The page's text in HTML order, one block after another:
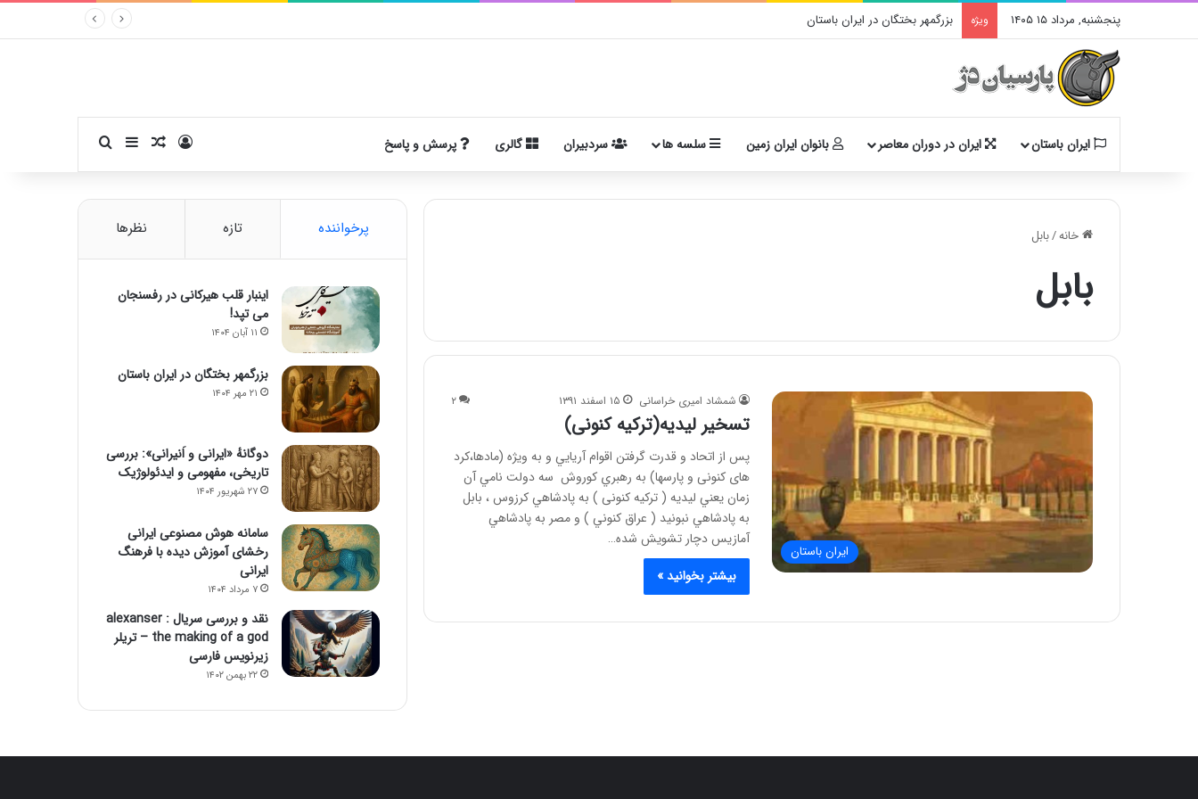
پنجشنبه, مرداد ۱۵ ۱۴۰۵ ویژه بزرگمهر بختگان در ایران باستان
ایران باستان ایران در دوران معاصر بانوان ایران زمین سلسه ها سردبیران گالری پرسش و پاسخ ورودنوشته تصادفی
سایدبارجستجو برای
خانه/بابل
بابل
ایران باستان
شمشاد امیری خراسانی ۱۵ اسفند ۱۳۹۱ ۲
تسخير ليديه(ترکیه کنونی)
پس از اتحاد و قدرت گرفتن اقوام آريايي و به ويژه (مادها،کرد
های کنونی و پارسها) به رهبري کوروش سه دولت نامي آن
زمان يعني ليديه ( ترکیه کنونی ) به پادشاهي کرزوس ، بابل
به پادشاهي نبونيد ( عراق کنوني ) و مصر به پادشاهي
آمازيس دچار تشويش شده…
بیشتر بخوانید »
پرخواننده تازه نظرها
اینبار قلب هیرکانی در رفسنجان
می تپد!
۱۱ آبان ۱۴۰۴
بزرگمهر بختگان در ایران باستان
۲۱ مهر ۱۴۰۴
دوگانهٔ «ایرانی و اَنیرانی»: بررسی
تاریخی، مفهومی و ایدئولوژیک
۲۷ شهریور ۱۴۰۴
سامانه هوش مصنوعی ایرانی
رخشای آموزش دیده با فرهنگ
ایرانی
۷ مرداد ۱۴۰۴
نقد و بررسی سریال alexanser :
the making of a god – تریلر
زیرنویس فارسی
۲۲ بهمن ۱۴۰۲